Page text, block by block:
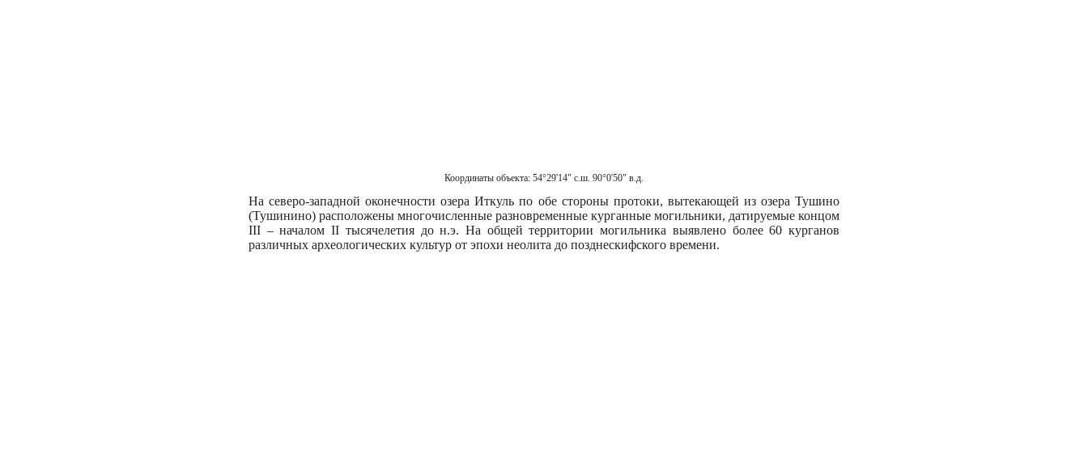
Координаты объекта: 54°29'14" с.ш. 90°0'50" в.д.
На северо-западной оконечности озера Иткуль по обе стороны протоки, вытекающей из озера Тушино
(Тушинино) расположены многочисленные разновременные курганные могильники, датируемые концом
III – началом II тысячелетия до н.э. На общей территории могильника выявлено более 60 курганов
различных археологических культур от эпохи неолита до позднескифского времени.